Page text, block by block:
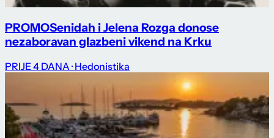
PROMOSenidah i Jelena Rozga donose
nezaboravan glazbeni vikend na Krku
PRIJE 4 DANA · Hedonistika